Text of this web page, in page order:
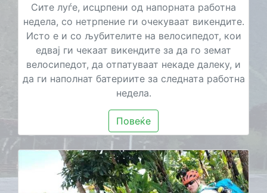
Сите луѓе, исцрпени од напорната работна
недела, со нетрпение ги очекуваат викендите.
Исто е и со љубителите на велосипедот, кои
едвај ги чекаат викендите за да го земат
велосипедот, да отпатуваат некаде далеку, и
да ги наполнат батериите за следната работна
недела.
Повеќе